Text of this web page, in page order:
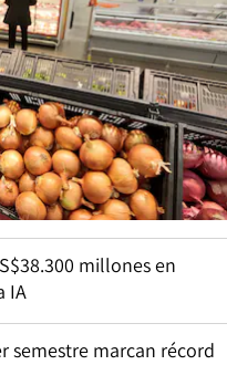
millones en
IA
semestre marcan récord